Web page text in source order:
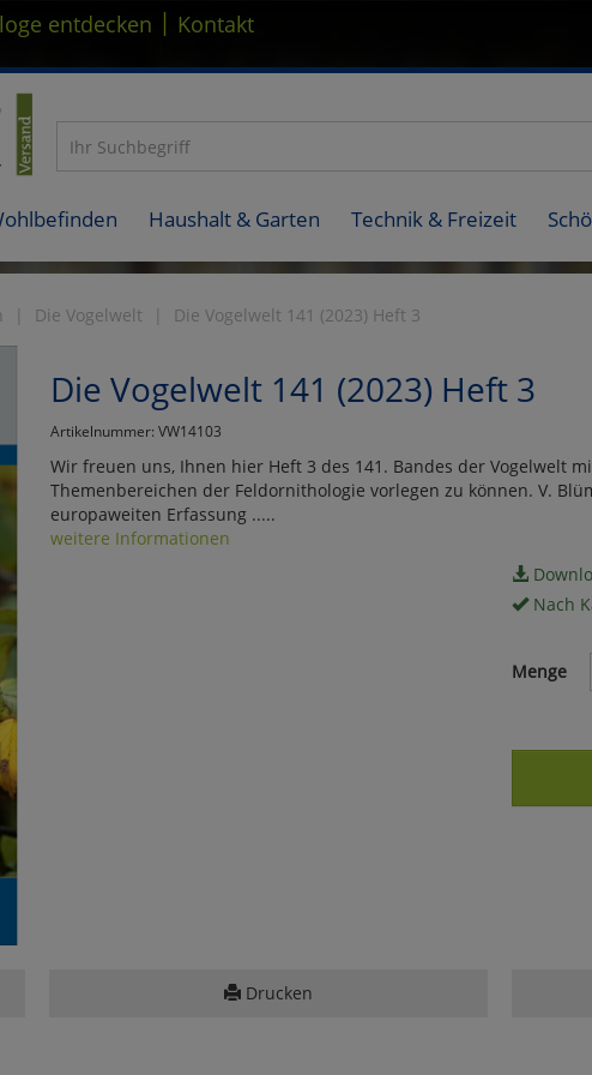
entdecken | Kontakt
Haushalt & Garten Technik & Freizeit
Die Vogelwelt Die Vogelwelt 141 (2023) Heft 3
Die Vogelwelt 141 (2023) Heft 3
Artikelnummer: VW14103
Wir freuen uns, Ihnen hier Heft 3 des 141. Bandes der Vogelwelt
Themenbereichen der Feldornithologie vorlegen zu können. V.
europaweiten Erfassung .....
weitere Informationen
Nach
Menge
Drucken